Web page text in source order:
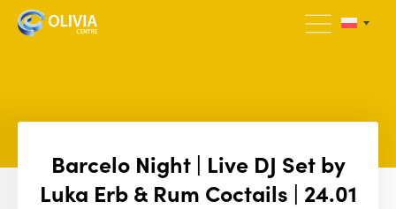
Barcelo Night | Live DJ Set by
Luka Erb & Rum Coctails | 24.01